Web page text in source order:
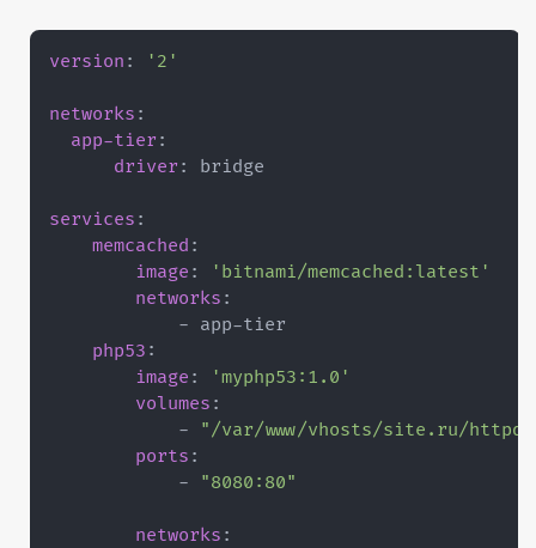
version : '2'
networks :
app-tier :
driver : bridge
services :
memcached :
image :
'bitnami/memcached:latest'
networks :
- app-tier
php53 :
image :
'myphp53:1.0'
volumes :
-
"/var/www/vhosts/site.ru/
ports :
-
"8080:80"
networks :